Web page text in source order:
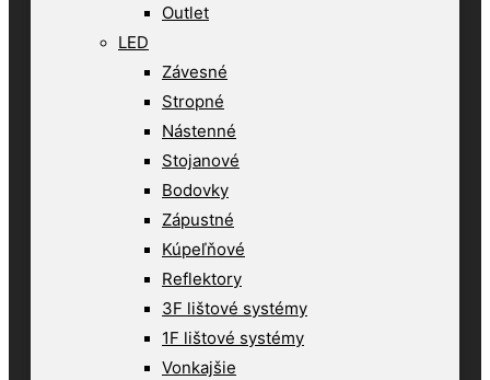
Outlet
LED
Závesné
Stropné
Nástenné
Stojanové
Bodovky
Zápustné
Kúpeľňové
Reflektory
3F lištové systémy
1F lištové systémy
Vonkajšie